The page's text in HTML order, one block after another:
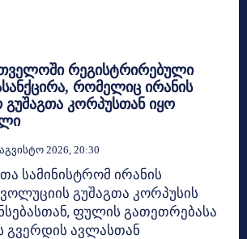
რეგისტრირებული
რომელიც ირანის
კორპუსთან იყო
2026, 20:30
სამინისტრომ ირანის
გუშაგთა კორპუსის
ფულის გათეთრებასა
გვერდის ავლასთან